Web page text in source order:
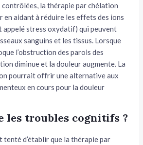
la thérapie par chélation
aidant à réduire les effets des ions
appelé stress oxydatif) qui peuvent
sanguins et les tissus. Lorsque
l’obstruction des parois des
diminue et la douleur augmente. La
pourrait offrir une alternative aux
en cours pour la douleur
les troubles cognitifs ?
tenté d’établir que la thérapie par